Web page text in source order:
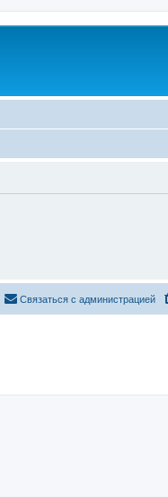
Связаться с администрацией